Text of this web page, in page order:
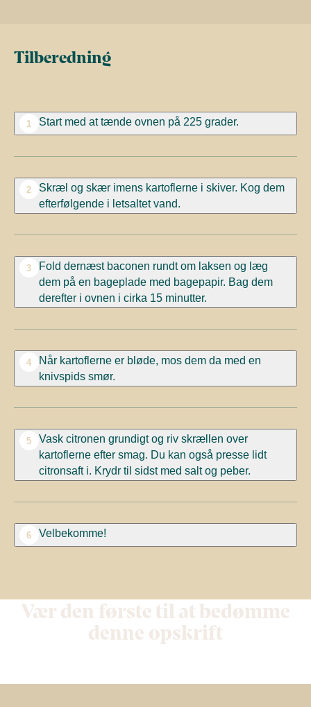
Tilberedning
1 Start med at tænde ovnen på 225 grader.
2
Skræl og skær imens kartoflerne i skiver. Kog dem
efterfølgende i letsaltet vand.
3
Fold dernæst baconen rundt om laksen og læg
dem på en bageplade med bagepapir. Bag dem
derefter i ovnen i cirka 15 minutter.
4
Når kartoflerne er bløde, mos dem da med en
knivspids smør.
5
Vask citronen grundigt og riv skrællen over
kartoflerne efter smag. Du kan også presse lidt
citronsaft i. Krydr til sidst med salt og peber.
6 Velbekomme!
Vær den første til at bedømme
denne opskrift